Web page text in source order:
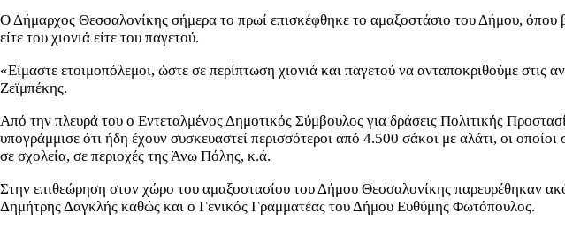
Ο Δήμαρχος Θεσσαλονίκης σήμερα το πρωί επισκέφθηκε το αμαξοστάσιο του Δήμου, όπου
είτε του χιονιά είτε του παγετού.
«Είμαστε ετοιμοπόλεμοι, ώστε σε περίπτωση χιονιά και παγετού να ανταποκριθούμε
Ζεϊμπέκης.
Από την πλευρά του ο Εντεταλμένος Δημοτικός Σύμβουλος για δράσεις Πολιτικής
υπογράμμισε ότι ήδη έχουν συσκευαστεί περισσότεροι από 4.500 σάκοι με αλάτι, οι
σε σχολεία, σε περιοχές της Άνω Πόλης, κ.ά.
Στην επιθεώρηση στον χώρο του αμαξοστασίου του Δήμου Θεσσαλονίκης παρευρέθηκαν
Δημήτρης Δαγκλής καθώς και ο Γενικός Γραμματέας του Δήμου Ευθύμης Φωτόπουλος.